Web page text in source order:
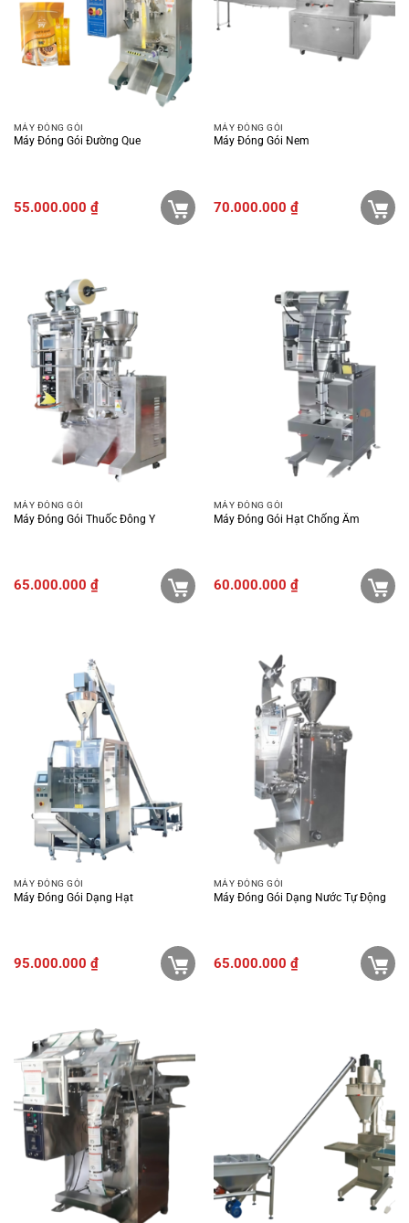
MÁY ĐÓNG GÓI
Máy Đóng Gói Đường Que
55.000.000 ₫
MÁY ĐÓNG GÓI
Máy Đóng Gói Nem
70.000.000 ₫
MÁY ĐÓNG GÓI
Máy Đóng Gói Thuốc Đông Y
65.000.000 ₫
MÁY ĐÓNG GÓI
Máy Đóng Gói Hạt Chống Ẩm
60.000.000 ₫
MÁY ĐÓNG GÓI
Máy Đóng Gói Dạng Hạt
95.000.000 ₫
MÁY ĐÓNG GÓI
Máy Đóng Gói Dạng Nước Tự Động
65.000.000 ₫